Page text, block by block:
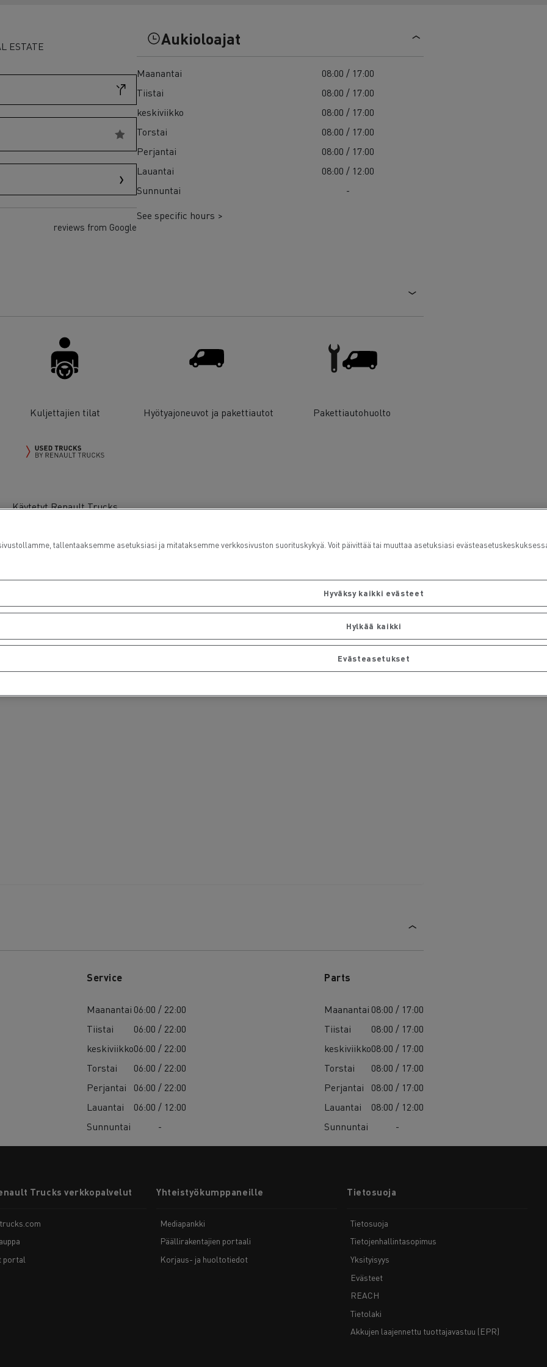
Toimitusta varten
ESTATE
reviews from Google
Aukioloajat
Maanantai
08:00 / 17:00
Tiistai
08:00 / 17:00
keskiviikko
08:00 / 17:00
Torstai
08:00 / 17:00
Perjantai
08:00 / 17:00
Lauantai
08:00 / 12:00
Sunnuntai
-
See specific hours >
Kuljettajien tilat Hyötyajoneuvot ja pakettiautot Pakettiautohuolto
Käytetyt Renault Trucks
Service
Maanantai 06:00 / 22:00
Tiistai
06:00 / 22:00
keskiviikko06:00 / 22:00
Torstai
06:00 / 22:00
Perjantai
06:00 / 22:00
Lauantai
06:00 / 12:00
Sunnuntai
-
Parts
Maanantai 08:00 / 17:00
Tiistai
08:00 / 17:00
keskiviikko08:00 / 17:00
Torstai
08:00 / 17:00
Perjantai
08:00 / 17:00
Lauantai
08:00 / 12:00
Sunnuntai
-
Trucks verkkopalvelut
portal
Yhteistyökumppaneille
Mediapankki
Päällirakentajien portaali
Korjaus- ja huoltotiedot
Tietosuoja
Tietosuoja
Tietojenhallintasopimus
Yksityisyys
Evästeet
REACH
Tietolaki
Akkujen laajennettu tuottajavastuu (EPR)
tallentaaksemme asetuksiasi ja mitataksemme verkkosivuston suorituskykyä. Voit päivittää tai muuttaa asetuksiasi
Hyväksy kaikki evästeet
Hylkää kaikki
Evästeasetukset